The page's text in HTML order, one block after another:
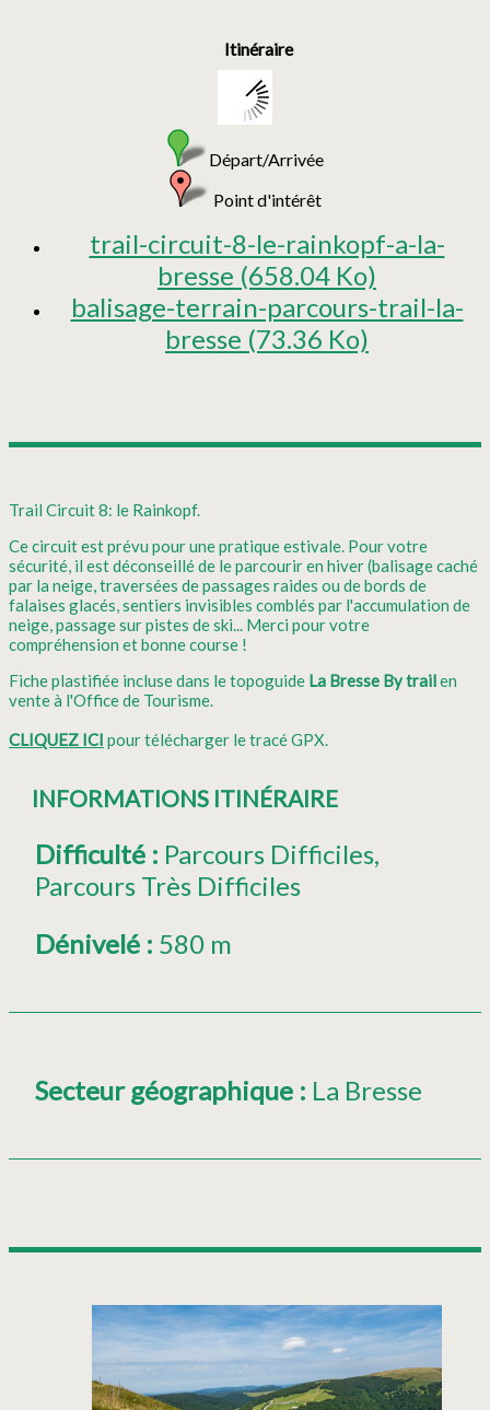
Itinéraire
Départ/Arrivée
Point d'intérêt
trail-circuit-8-le-rainkopf-a-la-
bresse (658.04 Ko)
balisage-terrain-parcours-trail-la-
bresse (73.36 Ko)
Trail Circuit 8: le Rainkopf.
Ce circuit est prévu pour une pratique estivale. Pour votre
sécurité, il est déconseillé de le parcourir en hiver (balisage caché
par la neige, traversées de passages raides ou de bords de
falaises glacés, sentiers invisibles comblés par l'accumulation de
neige, passage sur pistes de ski... Merci pour votre
compréhension et bonne course !
Fiche plastifiée incluse dans le topoguide La Bresse By trailen
vente à l'Office de Tourisme.
CLIQUEZ ICI pour télécharger le tracé GPX.
INFORMATIONS ITINÉRAIRE
Difficulté : Parcours Difficiles
Parcours Très Difficiles
Dénivelé : 580 m
Secteur géographique : La Bresse